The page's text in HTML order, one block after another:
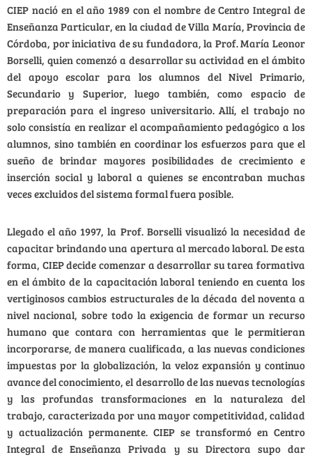
CIEP nació en el año 1989 con el nombre de Centro Integral de
Enseñanza Particular, en la ciudad de Villa María, Provincia de
Córdoba, por iniciativa de su fundadora, la Prof. María Leonor
Borselli, quien comenzó a desarrollar su actividad en el ámbito
del apoyo escolar para los alumnos del Nivel Primario,
Secundario y Superior, luego también, como espacio de
preparación para el ingreso universitario. Allí, el trabajo no
solo consistía en realizar el acompañamiento pedagógico a los
alumnos, sino también en coordinar los esfuerzos para que el
sueño de brindar mayores posibilidades de crecimiento e
inserción social y laboral a quienes se encontraban muchas
veces excluidos del sistema formal fuera posible.
Llegado el año 1997, la Prof. Borselli visualizó la necesidad de
capacitar brindando una apertura al mercado laboral. De esta
forma, CIEP decide comenzar a desarrollar su tarea formativa
en el ámbito de la capacitación laboral teniendo en cuenta los
vertiginosos cambios estructurales de la década del noventa a
nivel nacional, sobre todo la exigencia de formar un recurso
humano que contara con herramientas que le permitieran
incorporarse, de manera cualificada, a las nuevas condiciones
impuestas por la globalización, la veloz expansión y continuo
avance del conocimiento, el desarrollo de las nuevas tecnologías
y las profundas transformaciones en la naturaleza del
trabajo, caracterizada por una mayor competitividad, calidad
y actualización permanente. CIEP se transformó en Centro
Integral de Enseñanza Privada y su Directora supo dar